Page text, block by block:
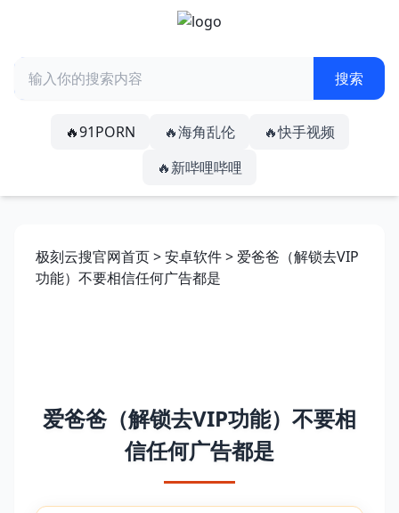
🔥91PORN 🔥海角乱伦
🔥快手视频
🔥新哔哩哔哩
极刻云搜官网首页>安卓软件> 爱爸爸（解锁去VIP
功能）不要相信任何广告都是
爱爸爸（解锁去VIP功能）不要相
信任何广告都是